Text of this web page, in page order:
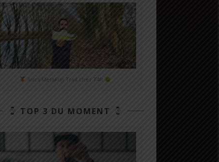
Asics MetaFuji Trail chez T4R
TOP 3 DU MOMENT